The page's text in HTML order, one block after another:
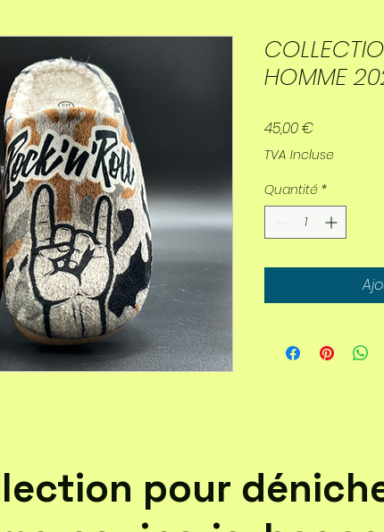
HOMME
45,00 €Prix
TVA Incluse
Quantité *
pour